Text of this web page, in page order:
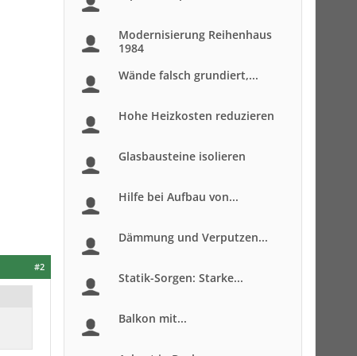
#2
Modernisierung Reihenhaus
1984
Wände falsch grundiert,...
Hohe Heizkosten reduzieren
Glasbausteine isolieren
Hilfe bei Aufbau von...
Dämmung und Verputzen...
Statik-Sorgen: Starke...
Balkon mit...